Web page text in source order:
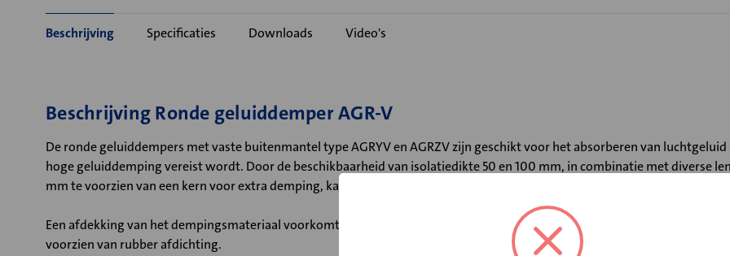
Beschrijving Specificaties Downloads Video's
Beschrijving Ronde geluiddemper AGR-V
De ronde geluiddempers met vaste buitenmantel type AGRYV en AGRZV zijn geschikt voor het absorberen van
hoge geluiddemping vereist wordt. Door de beschikbaarheid van isolatiedikte 50 en 100 mm, in combinatie met diverse
mm te voorzien van een kern voor extra demping, kan in iedere situatie de optimale demper geselecteerd worden.
Een afdekking van het dempingsmateriaal voorkomt dat minerale woldeeltjes in de luchtstroom kunnen komen. De
voorzien van rubber afdichting.